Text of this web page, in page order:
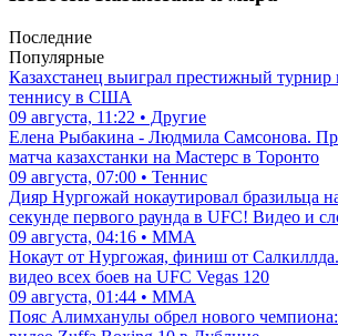
Последние
Популярные
Казахстанец выиграл престижный турнир
теннису в США
09 августа, 11:22 • Другие
Елена Рыбакина - Людмила Самсонова.
матча казахстанки на Мастерс в Торонто
09 августа, 07:00 • Теннис
Дияр Нургожай нокаутировал бразильца
секунде первого раунда в UFC! Видео и
09 августа, 04:16 • ММА
Нокаут от Нургожая, финиш от Салкиллда.
видео всех боев на UFC Vegas 120
09 августа, 01:44 • ММА
Пояс Алимханулы обрел нового чемпиона: